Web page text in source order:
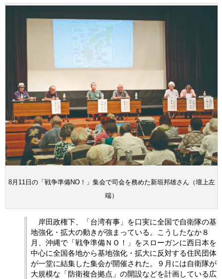
8月11日の「戦争準備NO！」集会で司会を務めた新垣邦雄さん（壇上左
端）
岸田政権下、「台湾有事」を口実に全国で自衛隊の基
地強化・拡大の動きが強まっている。こうしたなか８
月、沖縄で「戦争準備ＮＯ！」をスローガンに西日本を
中心に全国各地から基地強化・拡大に反対する住民団体
が一堂に結集した集会が開催された。９月には自衛隊が
大規模な「防衛複合拠点」の開設などを計画している広